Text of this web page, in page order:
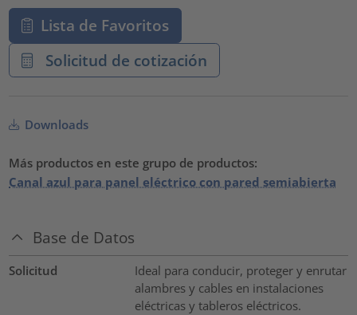
Lista de Favoritos
Solicitud de cotización
Downloads
Más productos en este grupo de productos:
Canal azul para panel eléctrico con pared semiabierta
Base de Datos
Solicitud
Ideal para conducir, proteger y enrutar
alambres y cables en instalaciones
eléctricas y tableros eléctricos.